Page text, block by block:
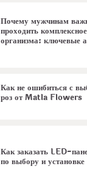
Почему мужчинам
проходить
организма: ключевые
Как не ошибиться с
роз от Matla Flowers
Как заказать LED-
по выбору и установке